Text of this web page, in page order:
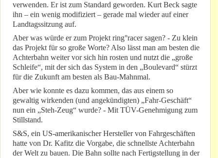
verwenden. Er ist zum Standard geworden. Kurt Beck sagte
ihn – ein wenig modifiziert – gerade mal wieder auf einer
Landtagssitzung auf.
Aber was würde er zum Projekt ring°racer sagen? - Zu klein
das Projekt für so große Worte? Also lässt man am besten die
Achterbahn weiter vor sich hin rosten und nutzt die „große
Schleife“, mit der sich das System in den „Boulevard“ stürzt
für die Zukunft am besten als Bau-Mahnmal.
Aber wie konnte es dazu kommen, das aus einem so
gewaltig wirkenden (und angekündigten) „Fahr-Geschäft“
nun ein „Steh-Zeug“ wurde? - Mit TÜV-Genehmigung zum
Stillstand.
S&S, ein US-amerikanischer Hersteller von Fahrgeschäften
hatte von Dr. Kafitz die Vorgabe, die schnellste Achterbahn
der Welt zu bauen. Die Bahn sollte nach Fertigstellung in der